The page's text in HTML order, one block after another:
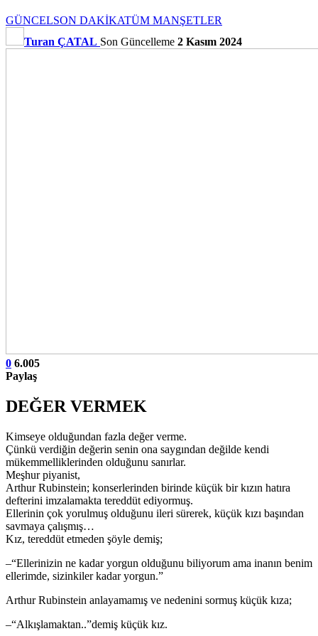
GÜNCELSON DAKİKATÜM MANŞETLER
Turan ÇATAL Son Güncelleme 2 Kasım 2024
0 6.005
Paylaş
DEĞER VERMEK
Kimseye olduğundan fazla değer verme.
Çünkü verdiğin değerin senin ona saygından değilde kendi
mükemmelliklerinden olduğunu sanırlar.
Meşhur piyanist,
Arthur Rubinstein; konserlerinden birinde küçük bir kızın hatıra
defterini imzalamakta tereddüt ediyormuş.
Ellerinin çok yorulmuş olduğunu ileri sürerek, küçük kızı başından
savmaya çalışmış…
Kız, tereddüt etmeden şöyle demiş;
–“Ellerinizin ne kadar yorgun olduğunu biliyorum ama inanın benim
ellerimde, sizinkiler kadar yorgun.”
Arthur Rubinstein anlayamamış ve nedenini sormuş küçük kıza;
–“Alkışlamaktan..”demiş küçük kız.